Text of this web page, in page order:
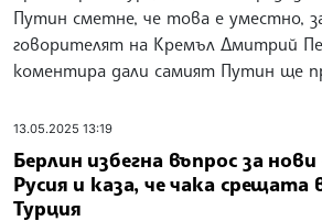
Путин сметне, че това е уместно,
говорителят на Кремъл Дмитрий
коментира дали самият Путин ще
13.05.2025 13:19
Берлин избегна въпрос за
Русия и каза, че чака
Турция